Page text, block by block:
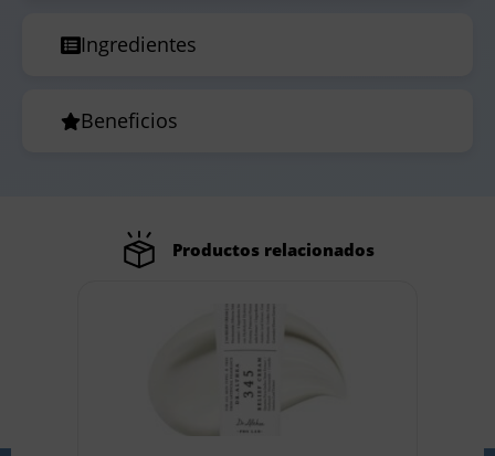
Ingredientes
Beneficios
Productos relacionados